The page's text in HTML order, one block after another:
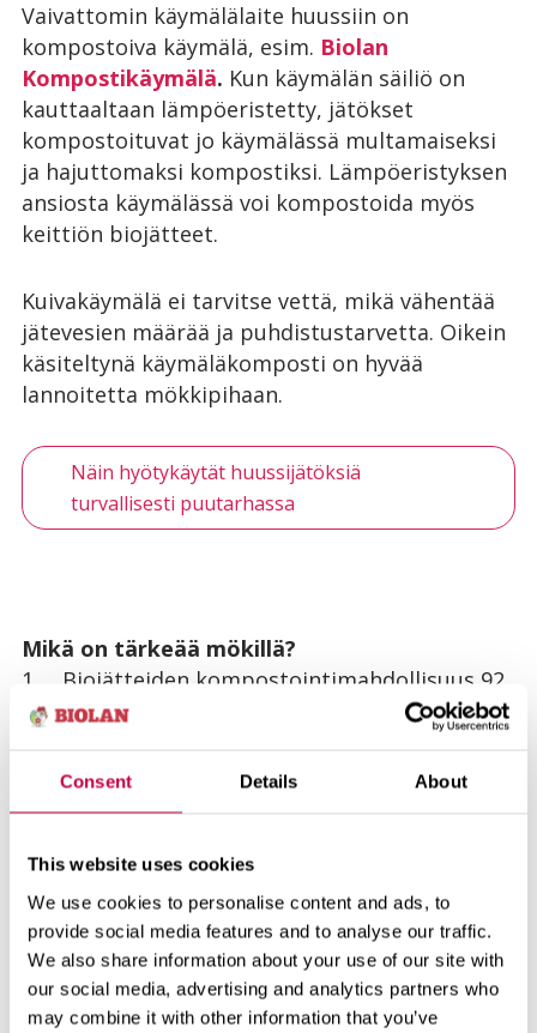
Consent Details About
This website uses cookies
We use cookies to personalise content and ads, to
provide social media features and to analyse our traffic.
We also share information about your use of our site with
our social media, advertising and analytics partners who
may combine it with other information that you’ve
Vaivattomin käymälälaite huussiin on
kompostoiva käymälä, esim. Biolan
Kompostikäymälä. Kun käymälän säiliö on
kauttaaltaan lämpöeristetty, jätökset
kompostoituvat jo käymälässä multamaiseksi
ja hajuttomaksi kompostiksi. Lämpöeristyksen
ansiosta käymälässä voi kompostoida myös
keittiön biojätteet.
Kuivakäymälä ei tarvitse vettä, mikä vähentää
jätevesien määrää ja puhdistustarvetta. Oikein
käsiteltynä käymäläkomposti on hyvää
lannoitetta mökkipihaan.
Näin hyötykäytät huussijätöksiä
turvallisesti puutarhassa
Mikä on tärkeää mökillä?
1. Biojätteiden kompostointimahdollisuus 92
%
3. Sähköt 79 %
4. Nykyaikainen kuivakäymälä huussissa 78 %
Koska nykyaikainen kuivakäymälä ei haise, se
kannattaa sijoittaa juuri sinne, missä se
palvelee perheen tarpeita parhaiten.
Ulkoleikeistä, puutarhapuuhista, grillipaikalta